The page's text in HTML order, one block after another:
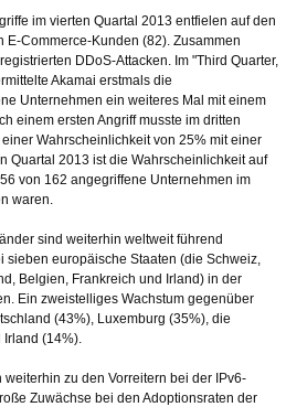
im vierten Quartal 2013 entfielen auf den
E-Commerce-Kunden (82). Zusammen
DDoS-Attacken. Im "Third Quarter,
Akamai erstmals die
Unternehmen ein weiteres Mal mit einem
einem ersten Angriff musste im dritten
Wahrscheinlichkeit von 25% mit einer
Quartal 2013 ist die Wahrscheinlichkeit auf
von 162 angegriffene Unternehmen im
waren.
sind weiterhin weltweit führend
sieben europäische Staaten (die Schweiz,
Belgien, Frankreich und Irland) in der
Ein zweistelliges Wachstum gegenüber
(43%), Luxemburg (35%), die
Irland (14%).
zu den Vorreitern bei der IPv6-
Zuwächse bei den Adoptionsraten der